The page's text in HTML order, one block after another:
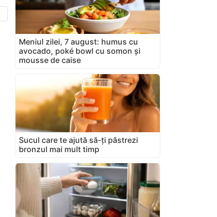
Meniul zilei, 7 august: humus cu
avocado, poké bowl cu somon și
mousse de caise
Sucul care te ajută să-ți păstrezi
bronzul mai mult timp